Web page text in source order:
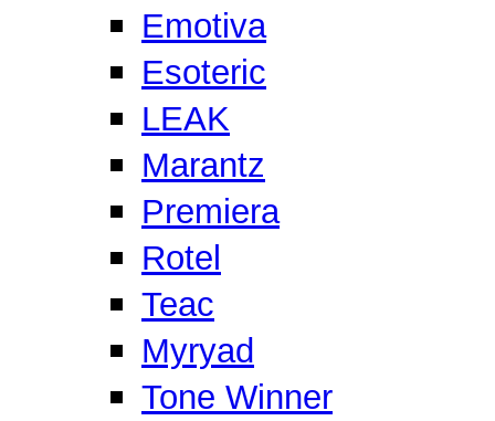
Emotiva
Esoteric
LEAK
Marantz
Premiera
Rotel
Teac
Myryad
Tone Winner